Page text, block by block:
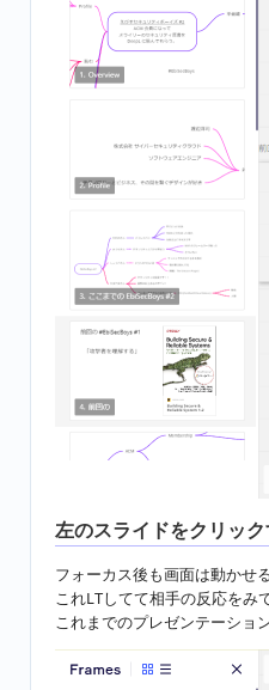
左のスライドをクリッ
フォーカス後も画面は動かせ
これLTしてて相手の反応をみ
これまでのプレゼンテーショ